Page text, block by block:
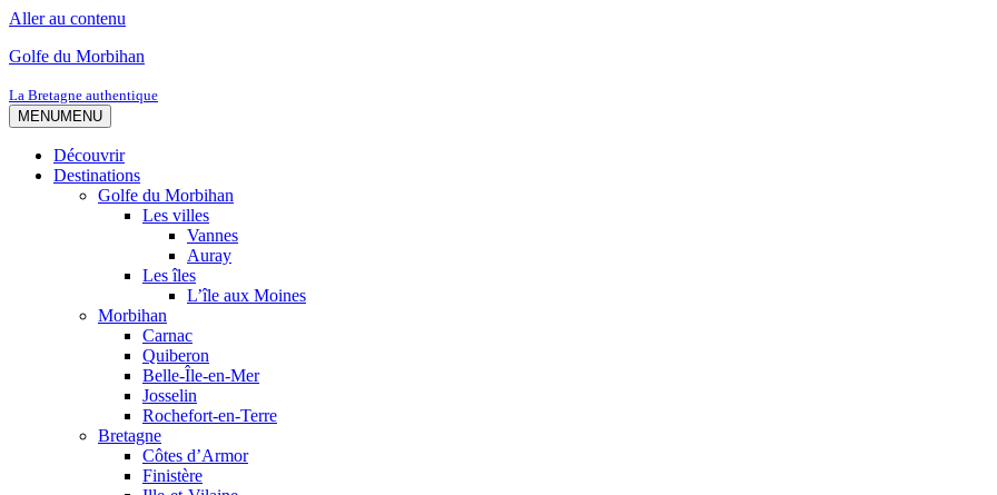
Aller au contenu
Golfe du Morbihan
La Bretagne authentique
MENUMENU
Découvrir
Destinations
Golfe du Morbihan
Les villes
Vannes
Auray
Les îles
L’île aux Moines
Morbihan
Carnac
Quiberon
Belle-Île-en-Mer
Josselin
Rochefort-en-Terre
Bretagne
Côtes d’Armor
Finistère